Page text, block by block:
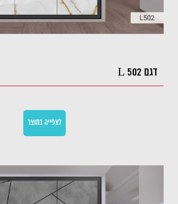
דגם L 502
לצפייה במוצר